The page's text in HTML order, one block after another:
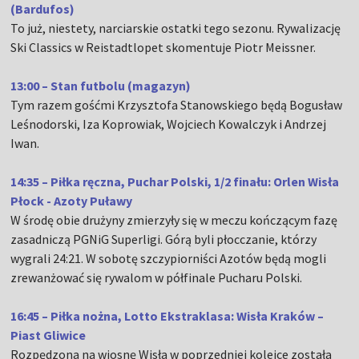
(Bardufos)
To już, niestety, narciarskie ostatki tego sezonu. Rywalizację
Ski Classics w Reistadtlopet skomentuje Piotr Meissner.
13:00 – Stan futbolu (magazyn)
Tym razem gośćmi Krzysztofa Stanowskiego będą Bogusław
Leśnodorski, Iza Koprowiak, Wojciech Kowalczyk i Andrzej
Iwan.
14:35 – Piłka ręczna, Puchar Polski, 1/2 finału: Orlen Wisła
Płock - Azoty Puławy
W środę obie drużyny zmierzyły się w meczu kończącym fazę
zasadniczą PGNiG Superligi. Górą byli płocczanie, którzy
wygrali 24:21. W sobotę szczypiorniści Azotów będą mogli
zrewanżować się rywalom w półfinale Pucharu Polski.
16:45 – Piłka nożna, Lotto Ekstraklasa: Wisła Kraków –
Piast Gliwice
Rozpędzona na wiosnę Wisła w poprzedniej kolejce została